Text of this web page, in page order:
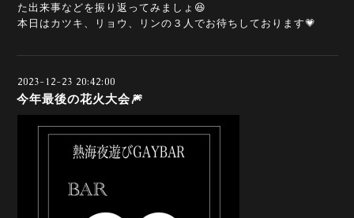
た出来事などを振り返ってみましょ😆
本日はカツキ、リョウ、リンの３人でお待ちしております💗
2023-12-23 20:42:00
今年最後の花火大会🎆